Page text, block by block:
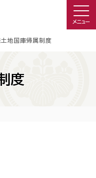
メニュー
土地国庫帰属制度
度